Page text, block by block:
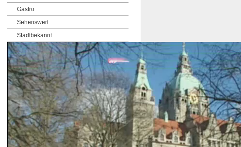
Gastro
Sehenswert
Stadtbekannt